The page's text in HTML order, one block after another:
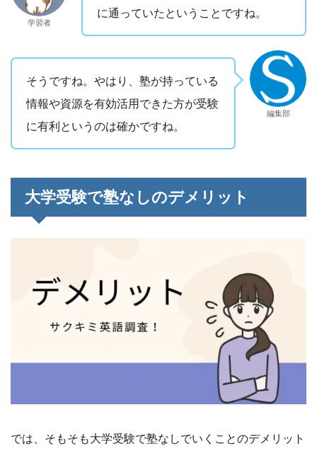
学習者
に通っていたということですね。
そうですね。やはり、塾が持っている
情報や資源を有効活用できた方が受験
に有利というのは確かですね。
編集部
大学受験で塾なしのデメリット
では、そもそも大学受験で塾なしでいくことのデメリット